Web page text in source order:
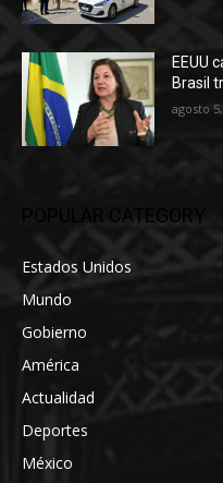
EEUU
Brasil
agosto
POPULAR CATEGORY
Estados Unidos
Mundo
Gobierno
América
Actualidad
Deportes
México